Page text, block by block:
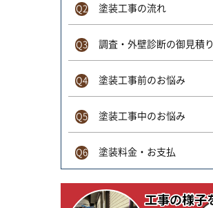
Q2 塗装工事の流れ
Q3 調査・外壁診断の御見積り
Q4 塗装工事前のお悩み
Q5 塗装工事中のお悩み
Q6 塗装料金・お支払